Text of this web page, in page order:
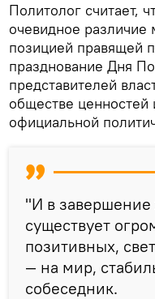
Политолог считает,
очевидное
позицией правящей
празднование Дня
представителей
обществе ценностей
официальной
"И в завершение
существует
позитивных,
— на мир,
собеседник.